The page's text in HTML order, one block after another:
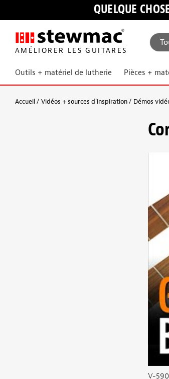
QUELQUE
AMÉLIORER LES GUITARES
Outils + matériel de lutherie Pièces +
Accueil Vidéos + sources d’inspiration Démos
V-